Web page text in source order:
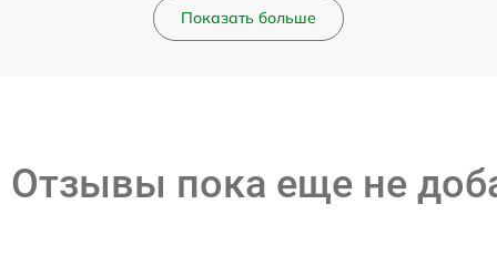
Показать больше
Отзывы пока еще не